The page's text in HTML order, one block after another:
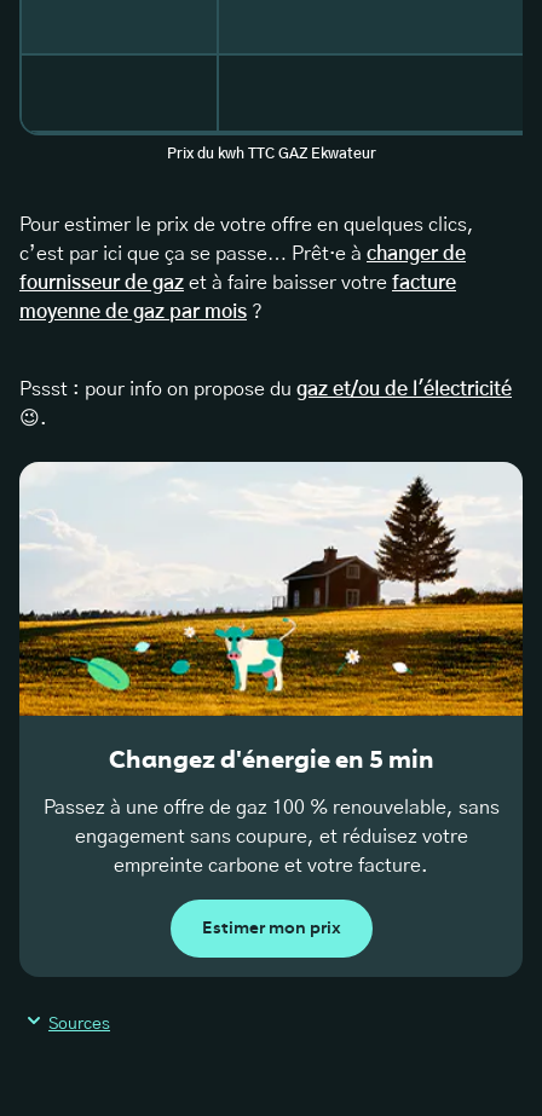
Prix du kwh TTC GAZ Ekwateur
Pour estimer le prix de votre offre en quelques clics,
c’est par ici que ça se passe… Prêt·e à changer de
fournisseur de gaz et à faire baisser votre facture
moyenne de gaz par mois ?
Pssst : pour info on propose du gaz et/ou de l'électricité
😉.
Changez d'énergie en 5 min
Passez à une offre de gaz 100 % renouvelable, sans
engagement sans coupure, et réduisez votre
empreinte carbone et votre facture.
Estimer mon prix
Sources